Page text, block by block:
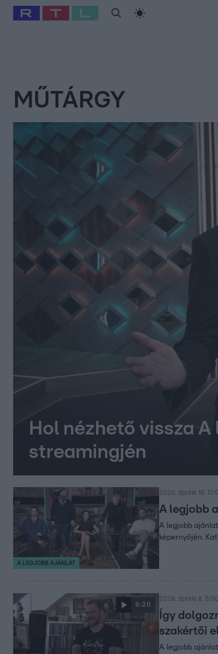
Babits Marcella Szellő István Most Wanted
MŰTÁRGY
Hol nézhető vissza
streamingjén
A LEGJOBB AJÁNLAT
2026. április 16.
A legjobb
A legjobb
képernyőjén.
6:20
2026. április 8. 5:00
Így
szakértői
A legjobb